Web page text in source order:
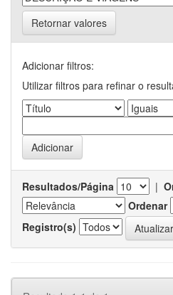
Retornar valores
Adicionar filtros:
Utilizar filtros para refinar o
Resultados/Página |
Ordenar
Registro(s)